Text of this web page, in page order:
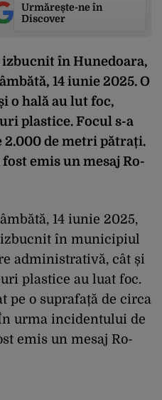
Urmărește-ne în
Discover
în Hunedoara,
14 iunie 2025. O
o hală au lut foc,
plastice. Focul s-a
2.000 de metri pătrați.
emis un mesaj Ro-
14 iunie 2025,
în municipiul
administrativă, cât și
plastice au luat foc.
pe o suprafață de circa
urma incidentului de
emis un mesaj Ro-